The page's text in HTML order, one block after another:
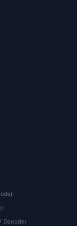
Decoder